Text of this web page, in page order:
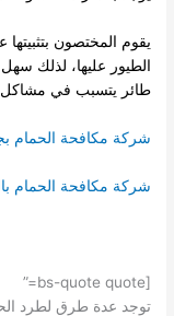
يقوم المختصون
الطيور عليها، لذلك
طائر يتسبب في
شركة مكافحة الحمام
شركة مكافحة الحمام
[bs-quote quote=”
توجد عدة طرق لطرد